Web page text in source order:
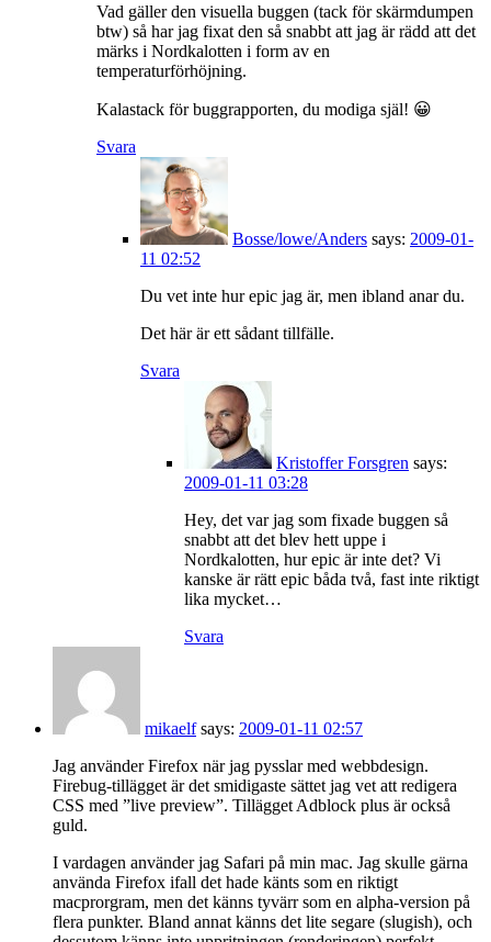
Vad gäller den visuella buggen (tack för skärmdumpen
btw) så har jag fixat den så snabbt att jag är rädd att det
märks i Nordkalotten i form av en
temperaturförhöjning.
Kalastack för buggrapporten, du modiga själ! 😀
Svara
Bosse/lowe/Anders says: 2009-01-
11 02:52
Du vet inte hur epic jag är, men ibland anar du.
Det här är ett sådant tillfälle.
Svara
Kristoffer Forsgren says:
2009-01-11 03:28
Hey, det var jag som fixade buggen så
snabbt att det blev hett uppe i
Nordkalotten, hur epic är inte det? Vi
kanske är rätt epic båda två, fast inte riktigt
lika mycket…
Svara
mikaelf says: 2009-01-11 02:57
Jag använder Firefox när jag pysslar med webbdesign.
Firebug-tillägget är det smidigaste sättet jag vet att redigera
CSS med ”live preview”. Tillägget Adblock plus är också
guld.
I vardagen använder jag Safari på min mac. Jag skulle gärna
använda Firefox ifall det hade känts som en riktigt
macprorgram, men det känns tyvärr som en alpha-version på
flera punkter. Bland annat känns det lite segare (slugish), och